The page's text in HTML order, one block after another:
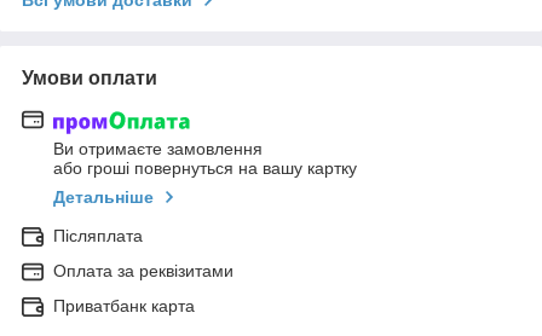
Умови оплати
Ви отримаєте замовлення
або гроші повернуться на вашу картку
Детальніше
Післяплата
Оплата за реквізитами
Приватбанк карта